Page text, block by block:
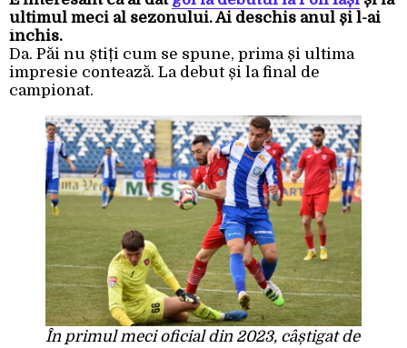
ultimul meci al sezonului. Ai deschis anul și l-ai
închis.
Da. Păi nu știți cum se spune, prima și ultima
impresie contează. La debut și la final de
campionat.
În primul meci oficial din 2023, câștigat de